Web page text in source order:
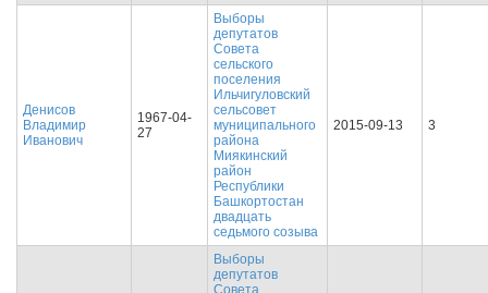
Денисов
Владимир
Иванович
1967-04-
27
Выборы
депутатов
Совета
сельского
поселения
Ильчигуловский
сельсовет
муниципального
района
Миякинский
район
Республики
Башкортостан
двадцать
седьмого созыва
2015-09-13 3
Выборы
депутатов
Совета